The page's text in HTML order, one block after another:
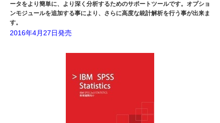
ータをより簡単に、より深く分析するためのサポートツールです。オプショ
ンモジュールを追加する事により、さらに高度な統計解析を行う事が出来ま
す。
2016年4月27日発売